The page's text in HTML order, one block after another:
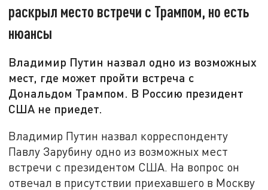
раскрыл место встречи с Трампом, но есть
нюансы
Владимир Путин назвал одно из возможных
мест, где может пройти встреча с
Дональдом Трампом. В Россию президент
США не приедет.
Владимир Путин назвал корреспонденту
Павлу Зарубину одно из возможных мест
встречи с президентом США. На вопрос он
отвечал в присутствии приехавшего в Москву